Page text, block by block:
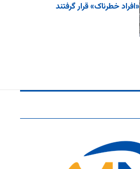
«افراد خطرناک» قرار گرفتند